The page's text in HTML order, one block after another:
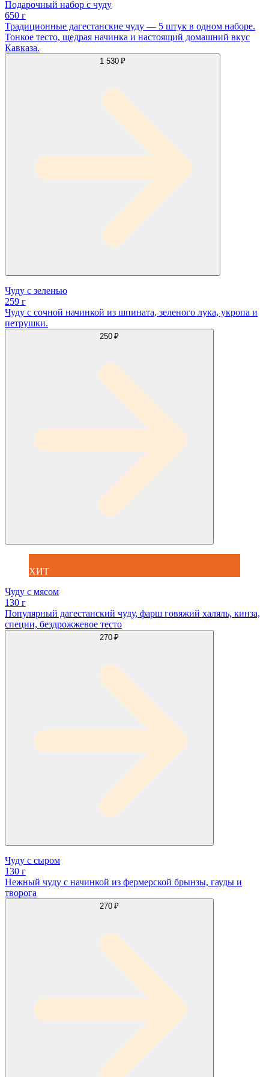
Подарочный набор с чуду
650 г
Традиционные дагестанские чуду — 5 штук в одном наборе.
Тонкое тесто, щедрая начинка и настоящий домашний вкус
Кавказа.
1 530 ₽
Чуду с зеленью
259 г
Чуду с сочной начинкой из шпината, зеленого лука, укропа и
петрушки.
250 ₽
ХИТ
Чуду с мясом
130 г
Популярный дагестанский чуду, фарш говяжий халяль, кинза,
специи, бездрожжевое тесто
270 ₽
Чуду с сыром
130 г
Нежный чуду с начинкой из фермерской брынзы, гауды и
творога
270 ₽